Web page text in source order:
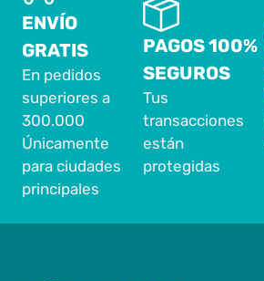
ENVÍO
GRATIS
En pedidos
superiores a
300.000
Únicamente
para ciudades
principales
PAGOS 100%
SEGUROS
Tus
transacciones
están
protegidas